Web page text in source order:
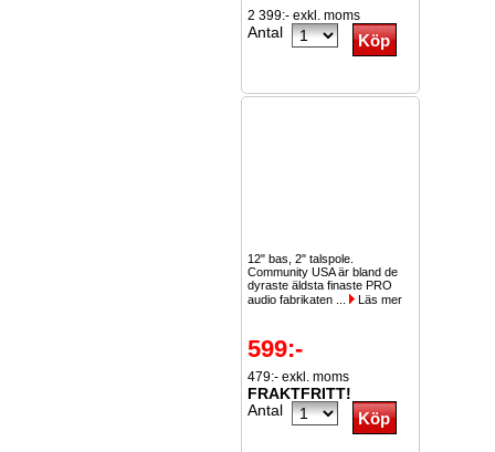
2 399:- exkl. moms
Antal
12" bas, 2" talspole.
Community USA är bland de
dyraste äldsta finaste PRO
audio fabrikaten ...
Läs mer
599:-
479:- exkl. moms
FRAKTFRITT!
Antal